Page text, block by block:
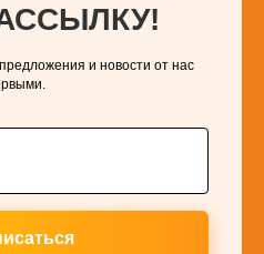
и новости от нас